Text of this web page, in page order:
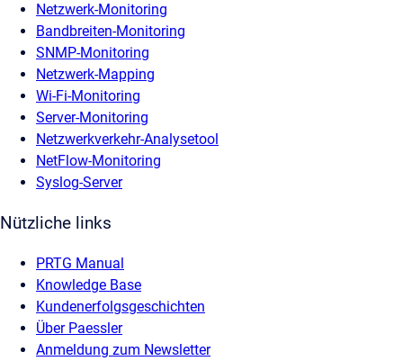
Netzwerk-Monitoring
Bandbreiten-Monitoring
SNMP-Monitoring
Netzwerk-Mapping
Wi-Fi-Monitoring
Server-Monitoring
Netzwerkverkehr-Analysetool
NetFlow-Monitoring
Syslog-Server
Nützliche links
PRTG Manual
Knowledge Base
Kundenerfolgsgeschichten
Über Paessler
Anmeldung zum Newsletter